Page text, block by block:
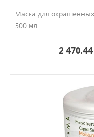
Маска для окрашенных
500 мл
2